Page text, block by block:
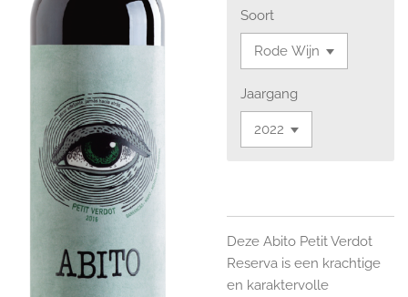
Soort
Jaargang
Deze Abito Petit Verdot
Reserva is een krachtige
en karaktervolle